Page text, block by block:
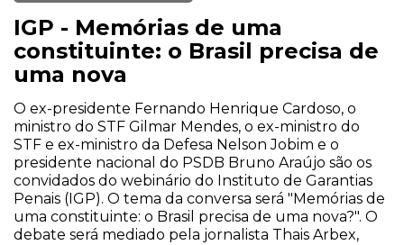
IGP - Memórias de uma
constituinte: o Brasil precisa de
uma nova
O ex-presidente Fernando Henrique Cardoso, o
ministro do STF Gilmar Mendes, o ex-ministro do
STF e ex-ministro da Defesa Nelson Jobim e o
presidente nacional do PSDB Bruno Araújo são os
convidados do webinário do Instituto de Garantias
Penais (IGP). O tema da conversa será "Memórias de
uma constituinte: o Brasil precisa de uma nova?". O
debate será mediado pela jornalista Thais Arbex,